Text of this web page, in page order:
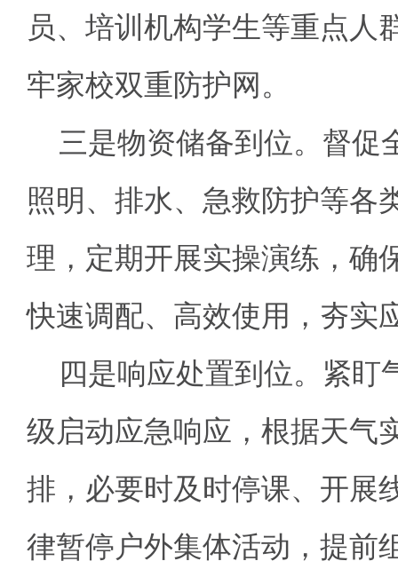
员、培训机构学生等重点人
牢家校双重防护网。
三是物资储备到位。 督促
照明、排水、急救防护等各
理，定期开展实操演练，确
快速调配、高效使用，夯实
四是响应处置到位。 紧盯
级启动应急响应，根据天气
排，必要时及时停课、开展
律暂停户外集体活动，提前